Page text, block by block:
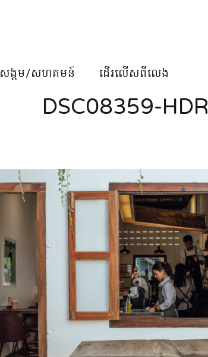
សង្គម/សហគមន៍ ដើរលើសពីលេង
DSC08359-HDR